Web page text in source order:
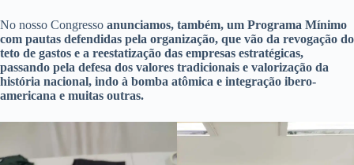
No nosso Congresso anunciamos, também, um Programa Mínimo
com pautas defendidas pela organização, que vão da revogação do
teto de gastos e a reestatização das empresas estratégicas,
passando pela defesa dos valores tradicionais e valorização da
história nacional, indo à bomba atômica e integração ibero-
americana e muitas outras.